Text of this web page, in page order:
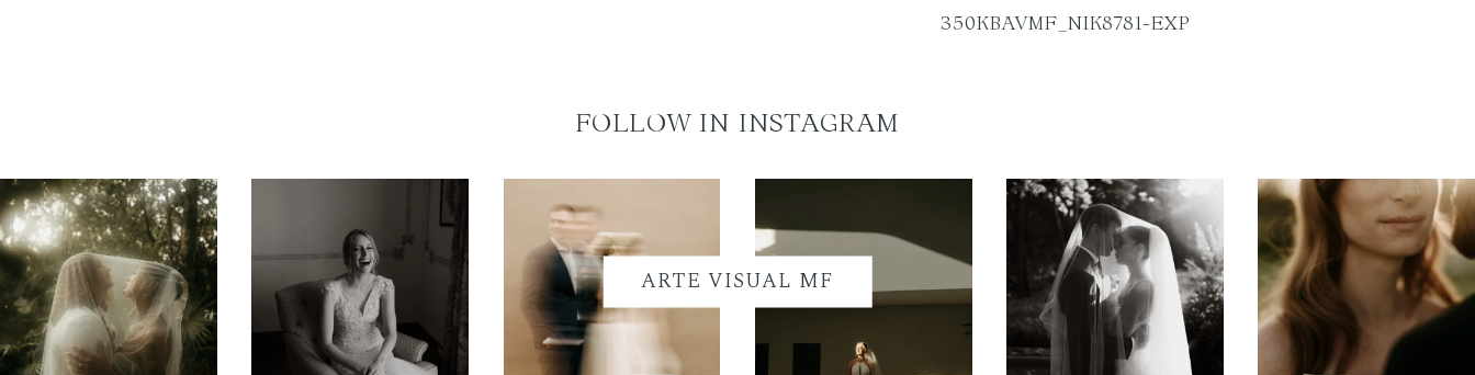
350KBAVMF_NIK8781-EXP
FOLLOW IN INSTAGRAM
ARTE VISUAL MF